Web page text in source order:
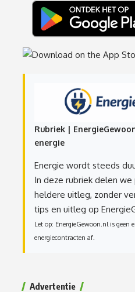
Rubriek |
energie
Energie wordt steeds
In deze rubriek delen we
heldere uitleg, zonder
tips en uitleg op
Let op: EnergieGewoon.nl is geen
energiecontracten af.
Advertentie